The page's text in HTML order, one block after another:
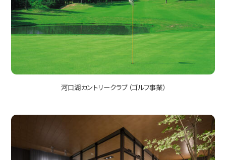
河口湖カントリークラブ （ゴルフ事業）